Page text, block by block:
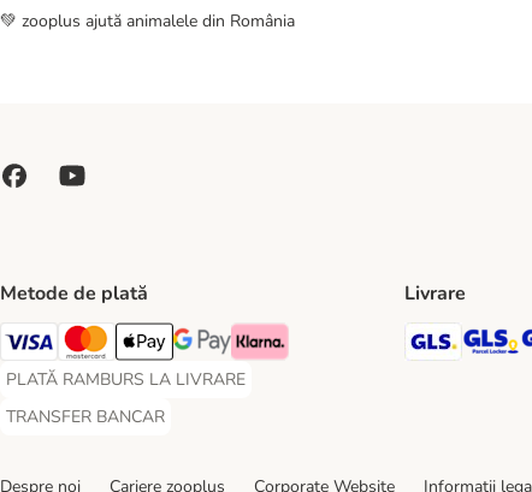
💚 zooplus ajută animalele din România
Metode de plată
Visa Payment Method
Master Card Payment Method
Apple Pay Payment Method
Google Pay Payment Method
Klarna Payment Method
PLATĂ RAMBURS LA LIVRARE
PLATĂ RAMBURS LA LIVRARE Payment Method
TRANSFER BANCAR
TRANSFER BANCAR Payment Method
Livrare
GLS
Despre noi Cariere zooplus Corporate Website Informații